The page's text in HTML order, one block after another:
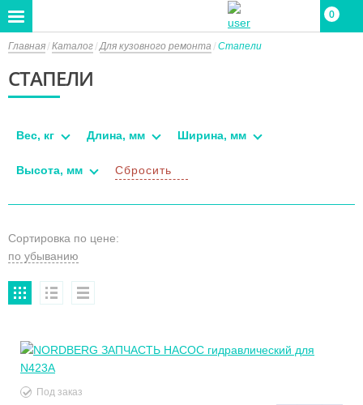
0
Главная Каталог Для кузовного ремонта Стапели
СТАПЕЛИ
Вес, кг Длина, мм Ширина, мм
Высота, мм Сбросить
Сортировка по цене:
Под заказ